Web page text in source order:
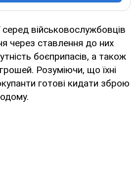
серед військовослужбовців
через ставлення до них
боєприпасів, а також
Розуміючи, що їхні
готові кидати зброю